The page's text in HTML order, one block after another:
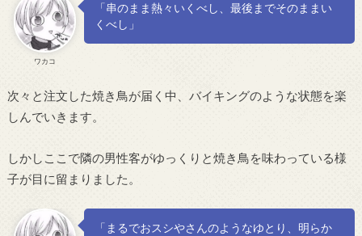
ワカコ
「串のまま熱々いくべし、最後までそのままい
くべし」
次々と注文した焼き鳥が届く中、バイキングのような状態を楽
しんでいきます。
しかしここで隣の男性客がゆっくりと焼き鳥を味わっている様
子が目に留まりました。
「まるでおスシやさんのようなゆとり、明らか